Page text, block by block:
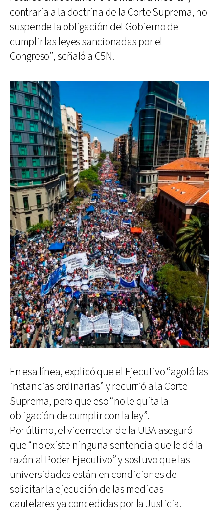
contraria a la doctrina de la Corte Suprema, no
suspende la obligación del Gobierno de
cumplir las leyes sancionadas por el
Congreso”, señaló a C5N.
En esa línea, explicó que el Ejecutivo “agotó las
instancias ordinarias” y recurrió a la Corte
Suprema, pero que eso “no le quita la
obligación de cumplir con la ley”.
Por último, el vicerrector de la UBA aseguró
que “no existe ninguna sentencia que le dé la
razón al Poder Ejecutivo” y sostuvo que las
universidades están en condiciones de
solicitar la ejecución de las medidas
cautelares ya concedidas por la Justicia.